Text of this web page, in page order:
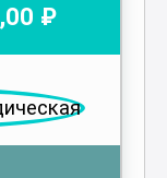
,00 ₽